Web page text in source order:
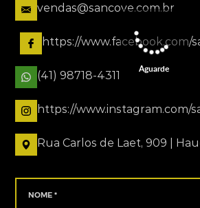
vendas@sancove.com.br
https://www.facebook.com/
(41) 98718-4311
https://www.instagram.com/
Rua Carlos de Laet, 909 |
Aguarde